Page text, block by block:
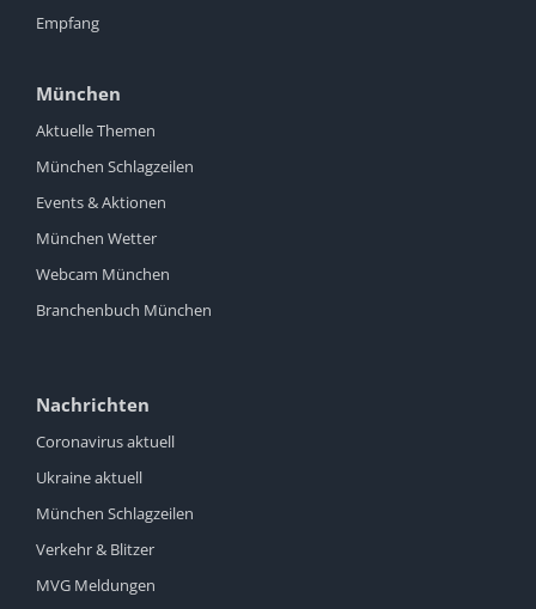
Empfang
München
Aktuelle Themen
München Schlagzeilen
Events & Aktionen
München Wetter
Webcam München
Branchenbuch München
Nachrichten
Coronavirus aktuell
Ukraine aktuell
München Schlagzeilen
Verkehr & Blitzer
MVG Meldungen